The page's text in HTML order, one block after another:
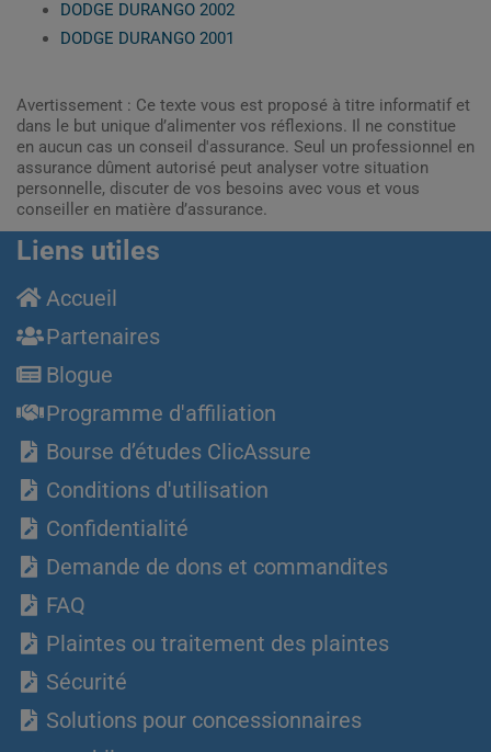
DODGE DURANGO 2002
DODGE DURANGO 2001
Avertissement : Ce texte vous est proposé à titre informatif et
dans le but unique d’alimenter vos réflexions. Il ne constitue
en aucun cas un conseil d'assurance. Seul un professionnel en
assurance dûment autorisé peut analyser votre situation
personnelle, discuter de vos besoins avec vous et vous
conseiller en matière d’assurance.
Liens utiles
Accueil
Partenaires
Blogue
Programme d'affiliation
Bourse d’études ClicAssure
Conditions d'utilisation
Confidentialité
Demande de dons et commandites
FAQ
Plaintes ou traitement des plaintes
Sécurité
Solutions pour concessionnaires